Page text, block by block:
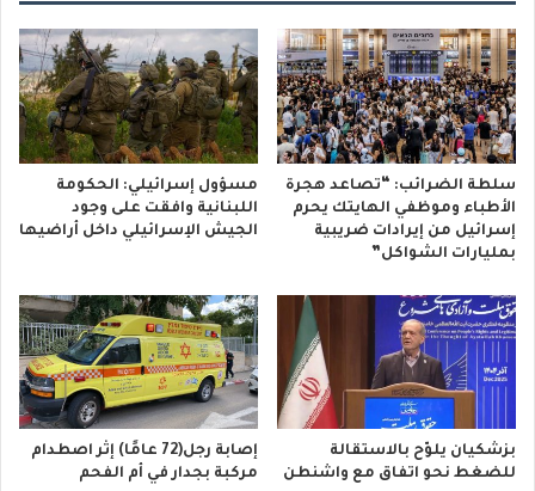
سلطة الضرائب: “تصاعد هجرة
الأطباء وموظفي الهايتك يحرم
إسرائيل من إيرادات ضريبية
بمليارات الشواكل”
مسؤول إسرائيلي: الحكومة
اللبنانية وافقت على وجود
الجيش الإسرائيلي داخل أراضيها
بزشكيان يلوّح بالاستقالة
للضغط نحو اتفاق مع واشنطن
إصابة رجل(72 عامًا) إثر اصطدام
مركبة بجدار في أم الفحم